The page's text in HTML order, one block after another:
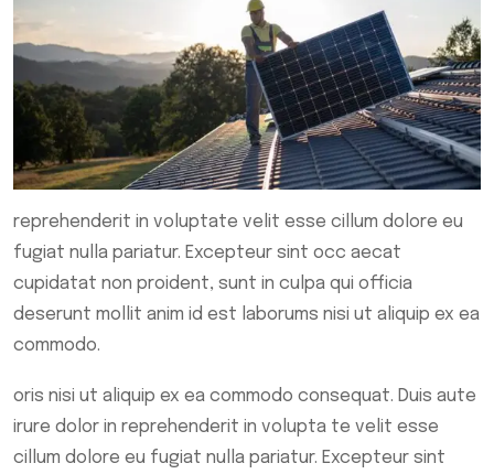
reprehenderit in voluptate velit esse cillum dolore eu
fugiat nulla pariatur. Excepteur sint occ aecat
cupidatat non proident, sunt in culpa qui officia
deserunt mollit anim id est laborums nisi ut aliquip ex ea
commodo.
oris nisi ut aliquip ex ea commodo consequat. Duis aute
irure dolor in reprehenderit in volupta te velit esse
cillum dolore eu fugiat nulla pariatur. Excepteur sint